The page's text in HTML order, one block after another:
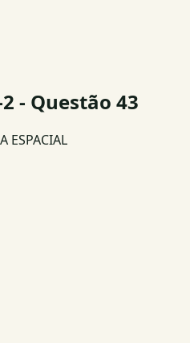
2 - Questão 43
ESPACIAL